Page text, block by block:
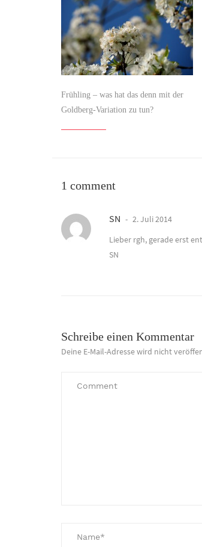
Frühling – was hat das denn mit der
Goldberg-Variation zu tun?
1 comment
SN 2. Juli 2014
Lieber rgh, gerade erst
SN
Schreibe einen Kommentar
Deine E-Mail-Adresse wird nicht